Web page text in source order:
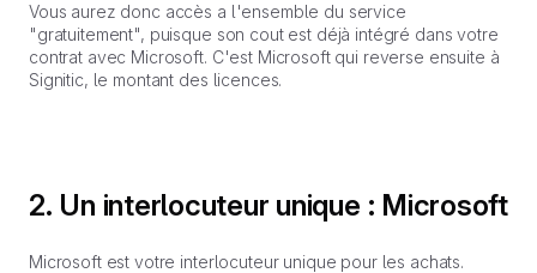
Vous aurez donc accès a l'ensemble du service
"gratuitement", puisque son cout est déjà intégré dans votre
contrat avec Microsoft. C'est Microsoft qui reverse ensuite à
Signitic, le montant des licences.
2. Un interlocuteur unique : Microsoft
Microsoft est votre interlocuteur unique pour les achats.